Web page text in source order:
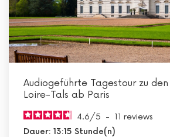
Audiogeführte Tagestour zu den
Loire-Tals ab Paris
4.6/5 - 11 reviews
Dauer: 13:15 Stunde(n)